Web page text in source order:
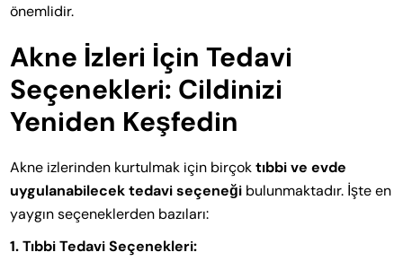
önemlidir.
Akne İzleri İçin Tedavi
Seçenekleri: Cildinizi
Yeniden Keşfedin
Akne izlerinden kurtulmak için birçoktıbbi ve evde
uygulanabilecek tedavi seçeneği bulunmaktadır. İşte en
yaygın seçeneklerden bazıları:
1. Tıbbi Tedavi Seçenekleri: